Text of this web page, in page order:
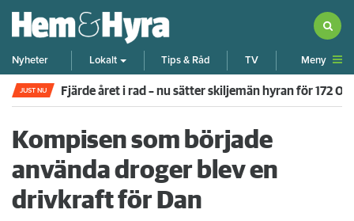
Nyheter Lokalt Tips & Råd TV Meny
JUST NU Fjärde året i rad – nu sätter skiljemän hyran för 172
Kompisen som började
använda droger blev en
drivkraft för Dan